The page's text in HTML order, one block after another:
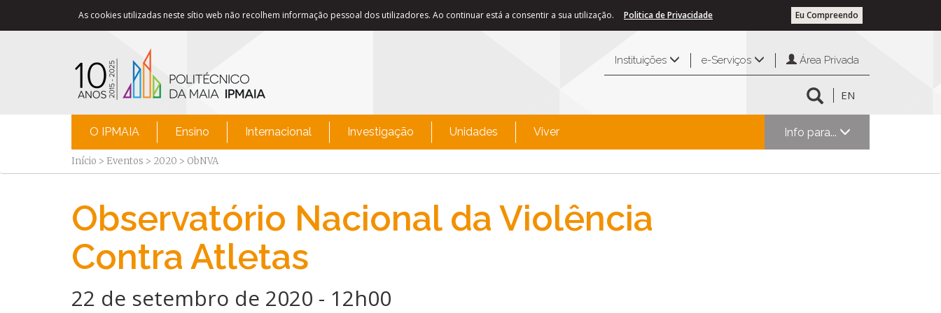
As cookies utilizadas neste sítio web não recolhem informação pessoal dos utilizadores. Ao continuar está a consentir a sua utilização. Eu Compreendo
Politica de Privacidade
Instituições e-Serviços Área Privada
EN
O IPMAIA Ensino Internacional Investigação Unidades Viver Info para...
Início > Eventos > 2020 > ObNVA
Observatório Nacional da Violência
Contra Atletas
22 de setembro de 2020 - 12h00